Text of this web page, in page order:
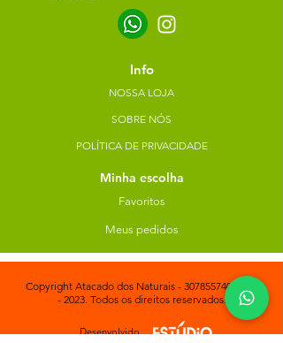
Info
NOSSA LOJA
SOBRE NÓS
POLÍTICA DE PRIVACIDADE
Minha escolha
Favoritos
Meus pedidos
Copyright Atacado dos Naturais - 30785574000183
- 2023. Todos os direitos reservados.
Desenvolvido